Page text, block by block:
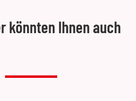
könnten Ihnen auch